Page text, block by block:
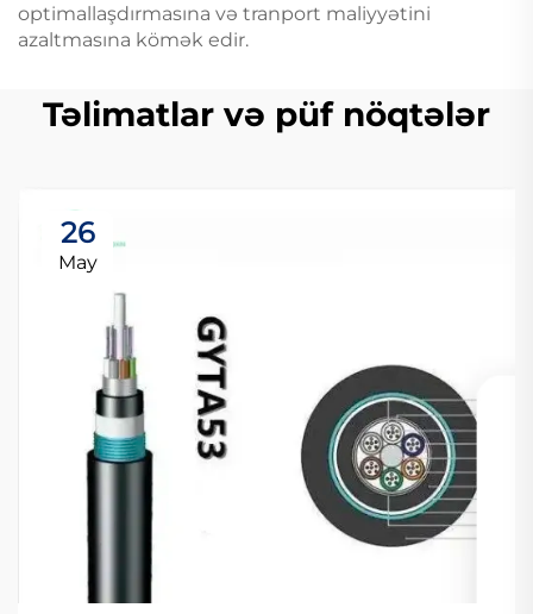
optimallaşdırmasına və tranport maliyyətini
azaltmasına kömək edir.
Təlimatlar və püf nöqtələr
26
May